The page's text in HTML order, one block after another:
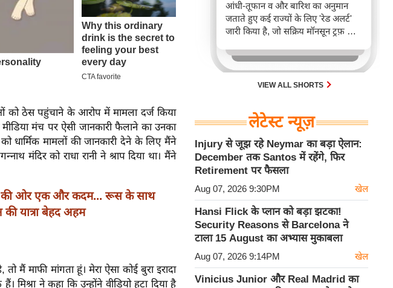
को ठेस पहुंचाने के आरोप में मामला दर्ज किया
मंच पर ऐसी जानकारी फैलाने का उनका
धार्मिक मामलों की जानकारी देने के लिए मैंने
मंदिर को राधा रानी ने श्राप दिया था। मैंने
की ओर एक और कदम... रूस के साथ
यात्रा बेहद अहम
मैं माफी मांगता हूं। मेरा ऐसा कोई बुरा इरादा
मिश्रा ने कहा कि उन्होंने वीडियो हटा दिया है
आंधी-तूफान व और बारिश का अनुमान
जताते हुए कई राज्यों के लिए 'रेड अलर्ट'
जारी किया है, जो सक्रिय मॉनसून ट्रफ़ और
जिससे यातायात बाधित होने के साथ-साथ
सफदरजंग अस्पताल में भी जलभराव की
स्थिति बनी।VIEW ALL SHORTS
लेटेस्ट न्यूज़
Injury से जूझ रहे Neymar का बड़ा ऐलान:
December तक Santos में रहेंगे, फिर
Retirement पर फैसला
Aug 07, 2026 9:30PM खेल
Hansi Flick के प्लान को बड़ा झटका!
Security Reasons से Barcelona ने
टाला 15 August का अभ्यास मुकाबला
Aug 07, 2026 9:14PM खेल
Vinicius Junior और Real Madrid का